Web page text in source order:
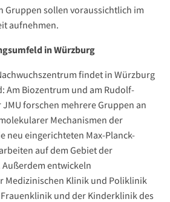
Gruppen sollen voraussichtlich im
aufnehmen.
in Würzburg
findet in Würzburg
Am Biozentrum und am Rudolf-
forschen mehrere Gruppen an
Mechanismen der
neu eingerichteten Max-Planck-
auf dem Gebiet der
entwickeln
Medizinischen Klinik und Poliklinik
und der Kinderklinik des